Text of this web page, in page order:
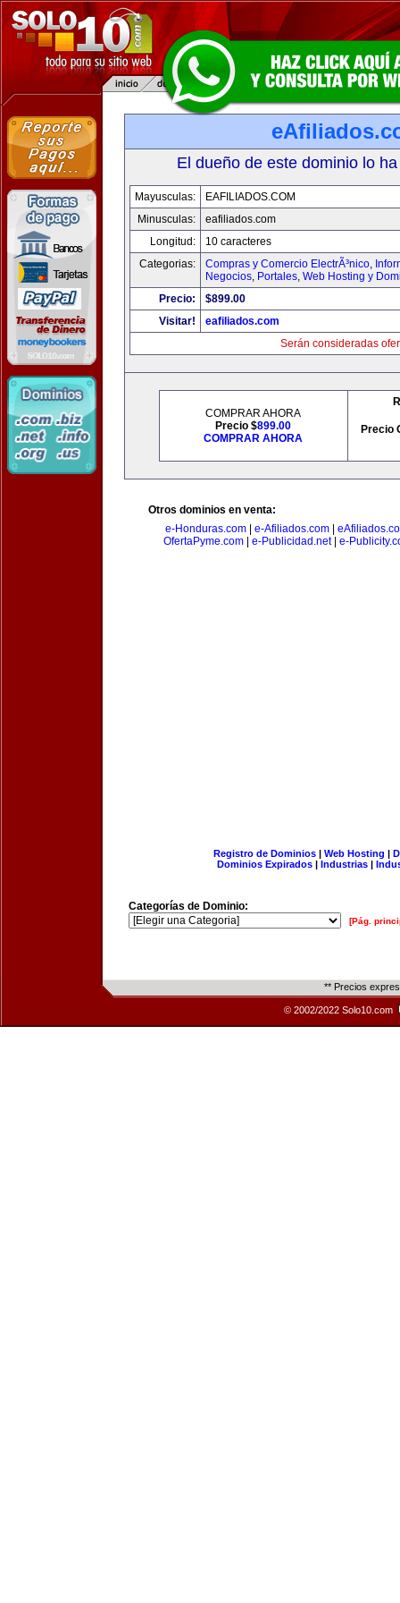
El dueño de este dominio lo
Mayusculas:
EAFILIADOS.COM
Minusculas:
eafiliados.com
Longitud:
10 caracteres
Categorias:
Compras y Comercio ElectrÃ³nico,
Negocios, Portales, Web Hosting y
Precio:
$899.00
Visitar!
eafiliados.com
Serán consideradas
COMPRAR AHORA
Precio $899.00
COMPRAR AHORA
Precio
Otros dominios en venta:
e-Honduras.com| e-Afiliados.com|
OfertaPyme.com| e-Publicidad.net| e-
Registro de Dominios| Web Hosting |
Dominios Expirados | Industrias |
Categorías de Dominio:
[Pág.
** Precios
© 2002/2022 Solo10.com